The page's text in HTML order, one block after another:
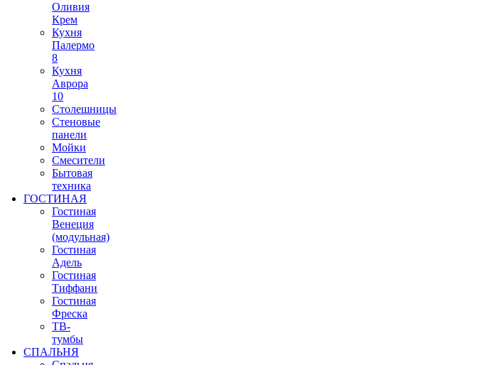
Оливия
Крем
Кухня
Палермо
8
Кухня
Аврора
10
Столешницы
Стеновые
панели
Мойки
Смесители
Бытовая
техника
ГОСТИНАЯ
Гостиная
Венеция
(модульная)
Гостиная
Адель
Гостиная
Тиффани
Гостиная
Фреска
ТВ-
тумбы
СПАЛЬНЯ